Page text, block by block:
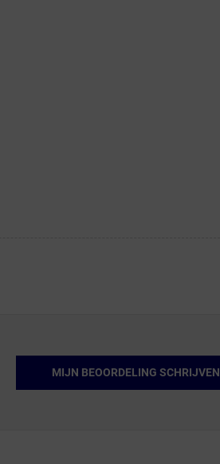
MIJN BEOORDELING SCHRIJVEN